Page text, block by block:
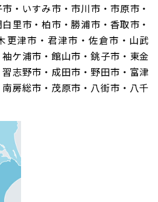
・いすみ市・市川市・市原市・
里市・柏市・勝浦市・香取市・
更津市・君津市・佐倉市・山武
ケ浦市・館山市・銚子市・東金
志野市・成田市・野田市・富津
房総市・茂原市・八街市・八千